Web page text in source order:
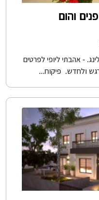
והום
- אהבתי ליופי לפרטים
ולחדש. פיקוח...